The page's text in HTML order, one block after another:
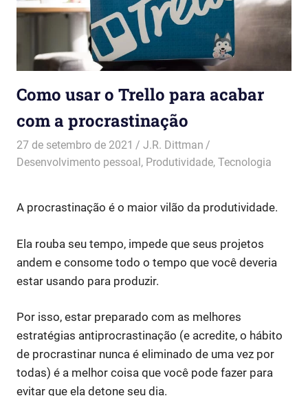
Como usar o Trello para acabar
com a procrastinação
27 de setembro de 2021
J.R. Dittman
Desenvolvimento pessoal, Produtividade, Tecnologia
A procrastinação é o maior vilão da produtividade.
Ela rouba seu tempo, impede que seus projetos
andem e consome todo o tempo que você deveria
estar usando para produzir.
Por isso, estar preparado com as melhores
estratégias antiprocrastinação (e acredite, o hábito
de procrastinar nunca é eliminado de uma vez por
todas) é a melhor coisa que você pode fazer para
evitar que ela detone seu dia.